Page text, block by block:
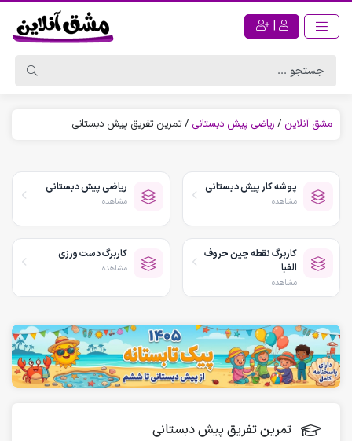
|
مشق آنلاین / ریاضی پیش دبستانی / تمرین تفریق پیش دبستانی
پوشه کار پیش دبستانی
مشاهده
ریاضی پیش دبستانی
مشاهده
کاربرگ نقطه چین حروف
الفبا
مشاهده
کاربرگ دست ورزی
مشاهده
تمرین تفریق پیش دبستانی